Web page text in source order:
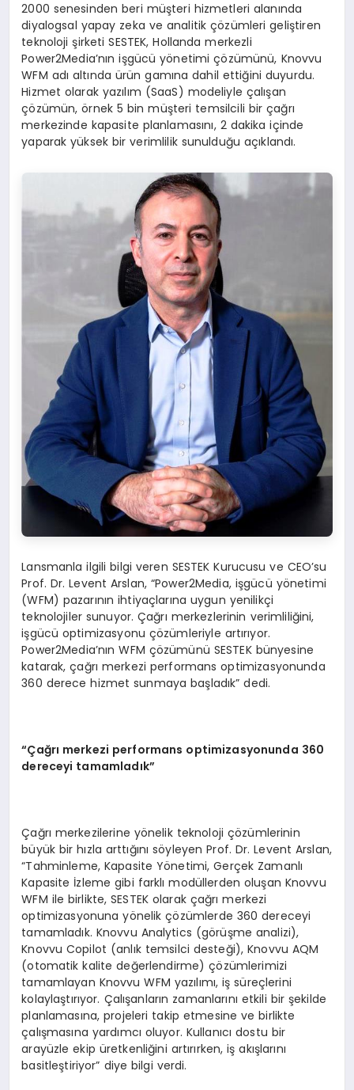
2000 senesinden beri müşteri hizmetleri alanında
diyalogsal yapay zeka ve analitik çözümleri geliştiren
teknoloji şirketi SESTEK, Hollanda merkezli
Power2Media’nın işgücü yönetimi çözümünü, Knovvu
WFM adı altında ürün gamına dahil ettiğini duyurdu.
Hizmet olarak yazılım (SaaS) modeliyle çalışan
çözümün, örnek 5 bin müşteri temsilcili bir çağrı
merkezinde kapasite planlamasını, 2 dakika içinde
yaparak yüksek bir verimlilik sunulduğu açıklandı.
Lansmanla ilgili bilgi veren SESTEK Kurucusu ve CEO’su
Prof. Dr. Levent Arslan, “Power2Media, işgücü yönetimi
(WFM) pazarının ihtiyaçlarına uygun yenilikçi
teknolojiler sunuyor. Çağrı merkezlerinin verimliliğini,
işgücü optimizasyonu çözümleriyle artırıyor.
Power2Media’nın WFM çözümünü SESTEK bünyesine
katarak, çağrı merkezi performans optimizasyonunda
360 derece hizmet sunmaya başladık” dedi.
“Çağrı merkezi performans optimizasyonunda 360
dereceyi tamamladık”
Çağrı merkezilerine yönelik teknoloji çözümlerinin
büyük bir hızla arttığını söyleyen Prof. Dr. Levent Arslan,
“Tahminleme, Kapasite Yönetimi, Gerçek Zamanlı
Kapasite İzleme gibi farklı modüllerden oluşan Knovvu
WFM ile birlikte, SESTEK olarak çağrı merkezi
optimizasyonuna yönelik çözümlerde 360 dereceyi
tamamladık. Knovvu Analytics (görüşme analizi),
Knovvu Copilot (anlık temsilci desteği), Knovvu AQM
(otomatik kalite değerlendirme) çözümlerimizi
tamamlayan Knovvu WFM yazılımı, iş süreçlerini
kolaylaştırıyor. Çalışanların zamanlarını etkili bir şekilde
planlamasına, projeleri takip etmesine ve birlikte
çalışmasına yardımcı oluyor. Kullanıcı dostu bir
arayüzle ekip üretkenliğini artırırken, iş akışlarını
basitleştiriyor” diye bilgi verdi.